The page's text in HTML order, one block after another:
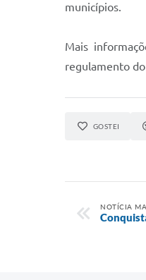
municípios.
Mais
regulamento do
GOSTEI
NOTÍCIA